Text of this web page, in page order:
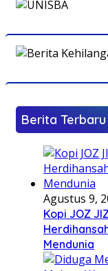
Berita Terbaru
Agustus 9,
Kopi JOZ
Mendunia